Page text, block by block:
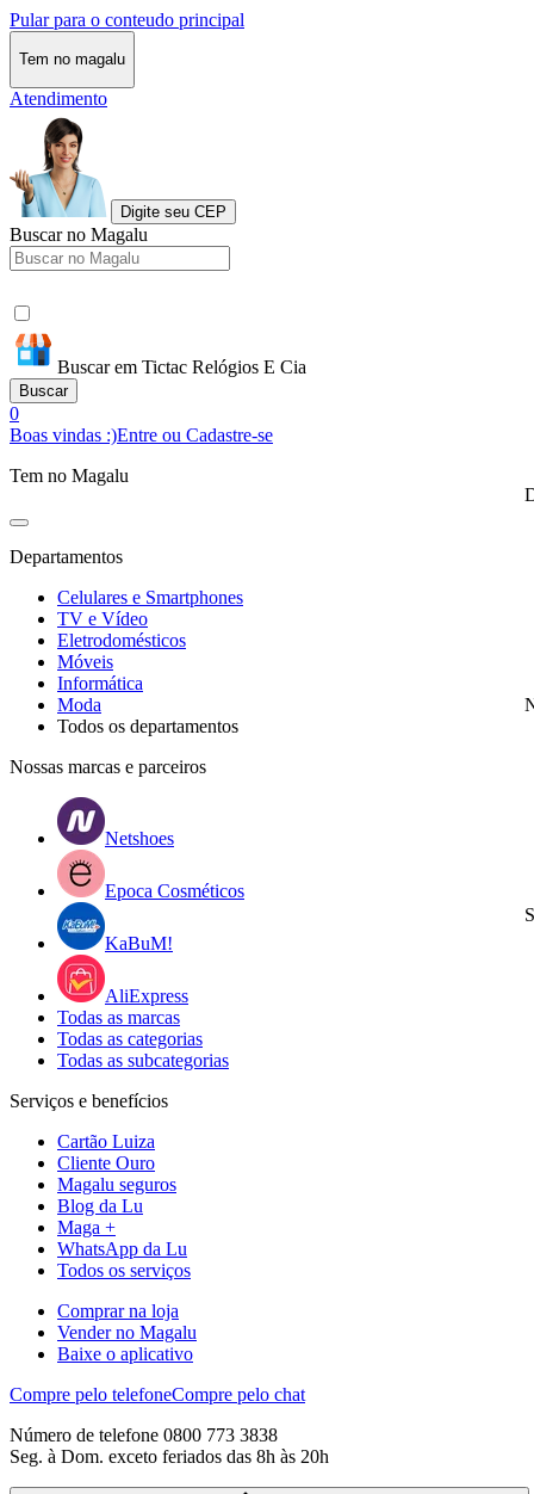
Pular para o conteudo principal
Tem no magalu
Atendimento
Digite seu CEP
Buscar no Magalu
Buscar em Tictac Relógios E Cia
Buscar
0
Boas vindas :)Entre ou Cadastre-se
Tem no Magalu
Departamentos
Celulares e Smartphones
TV e Vídeo
Eletrodomésticos
Móveis
Informática
Moda
Todos os departamentos
Nossas marcas e parceiros
Netshoes
Epoca Cosméticos
KaBuM!
AliExpress
Todas as marcas
Todas as categorias
Todas as subcategorias
Serviços e benefícios
Cartão Luiza
Cliente Ouro
Magalu seguros
Blog da Lu
Maga +
WhatsApp da Lu
Todos os serviços
Comprar na loja
Vender no Magalu
Baixe o aplicativo
Compre pelo telefoneCompre pelo chat
Número de telefone 0800 773 3838
Seg. à Dom. exceto feriados das 8h às 20h